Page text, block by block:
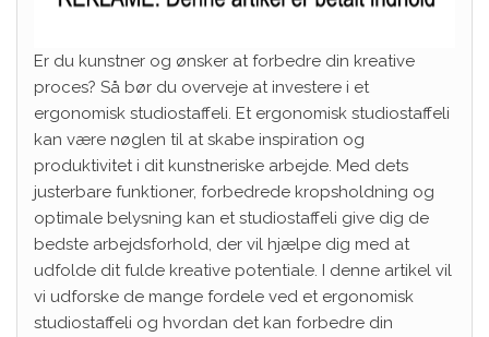
Er du kunstner og ønsker at forbedre din kreative
proces? Så bør du overveje at investere i et
ergonomisk studiostaffeli. Et ergonomisk studiostaffeli
kan være nøglen til at skabe inspiration og
produktivitet i dit kunstneriske arbejde. Med dets
justerbare funktioner, forbedrede kropsholdning og
optimale belysning kan et studiostaffeli give dig de
bedste arbejdsforhold, der vil hjælpe dig med at
udfolde dit fulde kreative potentiale. I denne artikel vil
vi udforske de mange fordele ved et ergonomisk
studiostaffeli og hvordan det kan forbedre din